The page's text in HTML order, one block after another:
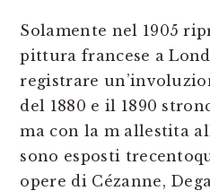
Solamente nel 1905
pittura francese a
registrare
del 1880 e il 1890
ma con la m allestita
sono esposti
opere di Cézanne,